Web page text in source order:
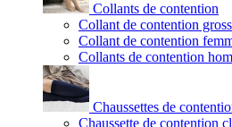
Collants de contention
Collant de contention
Collant de contention
Collants de contention
Chaussettes de
Chaussette de contention